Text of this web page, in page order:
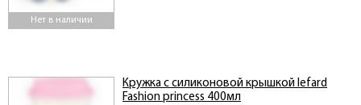
Нет в наличии
Кружка с силиконовой крышкой lefard
Fashion princess 400мл